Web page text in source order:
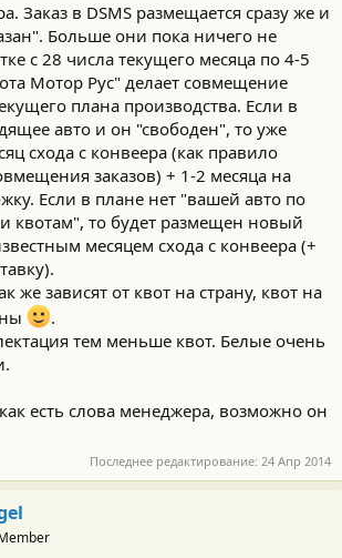
Заказ в DSMS размещается сразу же и
Больше они пока ничего не
с 28 числа текущего месяца по 4-5
Мотор Рус" делает совмещение
плана производства. Если в
авто и он "свободен", то уже
схода с конвеера (как правило
заказов) + 1-2 месяца на
Если в плане нет "вашей авто по
квотам", то будет размещен новый
месяцем схода с конвеера (+
же зависят от квот на страну, квот на
.
тем меньше квот. Белые очень
есть слова менеджера, возможно он
Последнее редактирование: 24 Апр 2014